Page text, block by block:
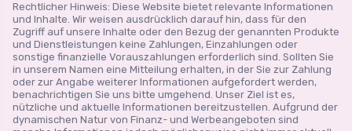
Rechtlicher Hinweis: Diese Website bietet relevante Informationen
und Inhalte. Wir weisen ausdrücklich darauf hin, dass für den
Zugriff auf unsere Inhalte oder den Bezug der genannten Produkte
und Dienstleistungen keine Zahlungen, Einzahlungen oder
sonstige finanzielle Vorauszahlungen erforderlich sind. Sollten Sie
in unserem Namen eine Mitteilung erhalten, in der Sie zur Zahlung
oder zur Angabe weiterer Informationen aufgefordert werden,
benachrichtigen Sie uns bitte umgehend. Unser Ziel ist es,
nützliche und aktuelle Informationen bereitzustellen. Aufgrund der
dynamischen Natur von Finanz- und Werbeangeboten sind